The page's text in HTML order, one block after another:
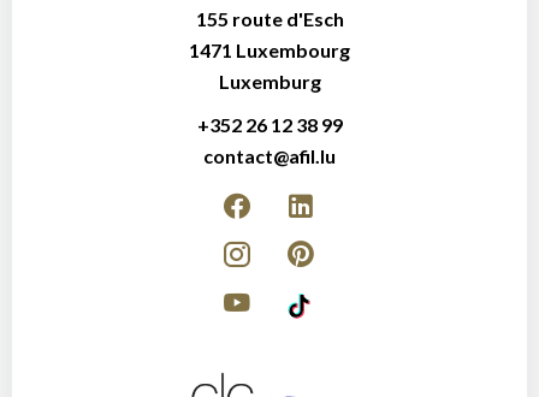
155 route d'Esch
1471 Luxembourg
Luxemburg
+352 26 12 38 99
contact@afil.lu